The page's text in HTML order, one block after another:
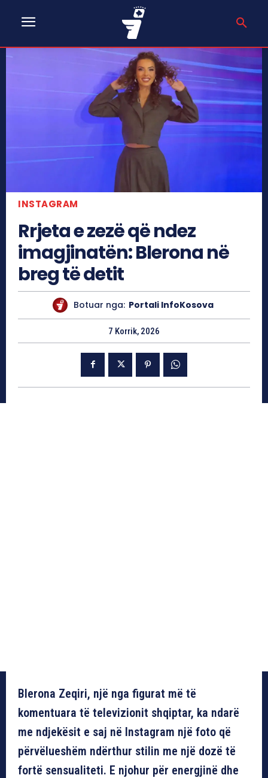
INSTAGRAM
Rrjeta e zezë që ndez
imagjinatën: Blerona në
breg të detit
Botuar nga: Portali InfoKosova
7 Korrik, 2026
Blerona Zeqiri, një nga figurat më të
komentuara të televizionit shqiptar, ka ndarë
me ndjekësit e saj në Instagram një foto që
përvëlueshëm ndërthur stilin me një dozë të
fortë sensualiteti. E njohur për energjinë dhe